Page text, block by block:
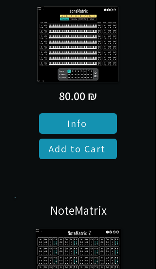
80.00 ₪
Info
Add to Cart
NoteMatrix